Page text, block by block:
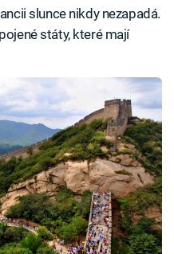
slunce nikdy nezapadá.
státy, které mají